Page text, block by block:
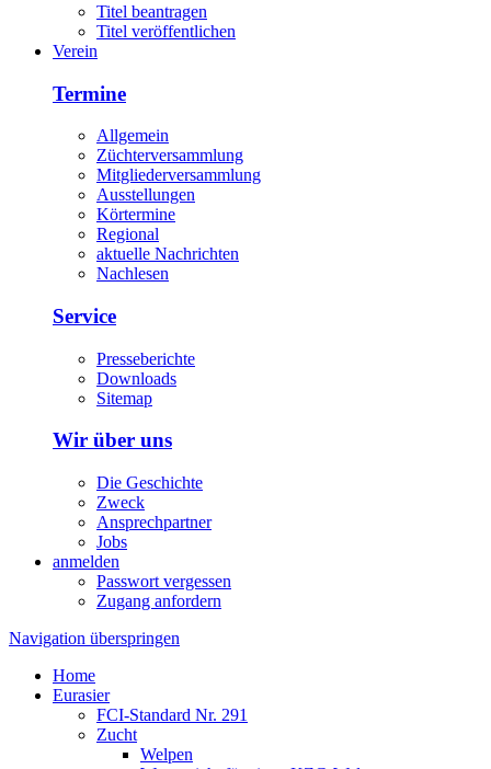
Titel beantragen
Titel veröffentlichen
Verein
Termine
Allgemein
Züchterversammlung
Mitgliederversammlung
Ausstellungen
Körtermine
Regional
aktuelle Nachrichten
Nachlesen
Service
Presseberichte
Downloads
Sitemap
Wir über uns
Die Geschichte
Zweck
Ansprechpartner
Jobs
anmelden
Passwort vergessen
Zugang anfordern
Navigation überspringen
Home
Eurasier
FCI-Standard Nr. 291
Zucht
Welpen